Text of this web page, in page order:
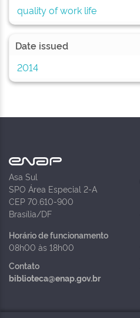
quality of work life
Date issued
2014
Asa Sul
SPO Área Especial 2-A
CEP 70.610-900
Brasília/DF
Horário de funcionamento
08h00 às 18h00
Contato
biblioteca@enap.gov.br